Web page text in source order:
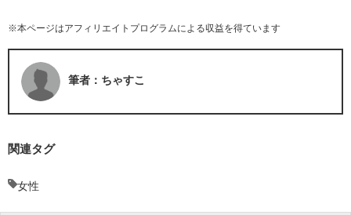
※本ページはアフィリエイトプログラムによる収益を得ています
筆者：ちゃすこ
関連タグ
女性